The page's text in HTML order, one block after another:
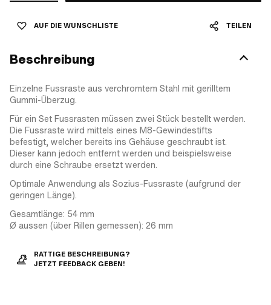
AUF DIE WUNSCHLISTE TEILEN
Beschreibung
Einzelne Fussraste aus verchromtem Stahl mit gerilltem
Gummi-Überzug.
Für ein Set Fussrasten müssen zwei Stück bestellt werden.
Die Fussraste wird mittels eines M8-Gewindestifts
befestigt, welcher bereits ins Gehäuse geschraubt ist.
Dieser kann jedoch entfernt werden und beispielsweise
durch eine Schraube ersetzt werden.
Optimale Anwendung als Sozius-Fussraste (aufgrund der
geringen Länge).
Gesamtlänge: 54 mm
Ø aussen (über Rillen gemessen): 26 mm
RATTIGE BESCHREIBUNG?
JETZT FEEDBACK GEBEN!